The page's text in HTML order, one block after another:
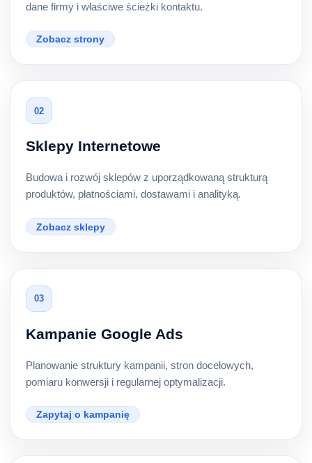
dane firmy i właściwe ścieżki kontaktu.
Zobacz strony
02
Sklepy Internetowe
Budowa i rozwój sklepów z uporządkowaną strukturą
produktów, płatnościami, dostawami i analityką.
Zobacz sklepy
03
Kampanie Google Ads
Planowanie struktury kampanii, stron docelowych,
pomiaru konwersji i regularnej optymalizacji.
Zapytaj o kampanię